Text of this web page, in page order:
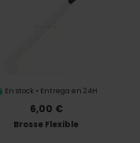
En stock • Entrega en 24H
6,00 €
Brosse Flexible